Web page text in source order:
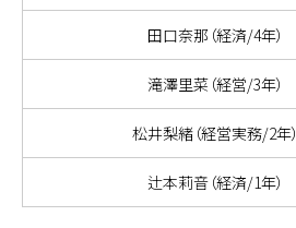
田口奈那（経済/4年）
滝澤里菜（経営/3年）
松井梨緒（経営実務/2年）
辻本莉音（経済/1年）